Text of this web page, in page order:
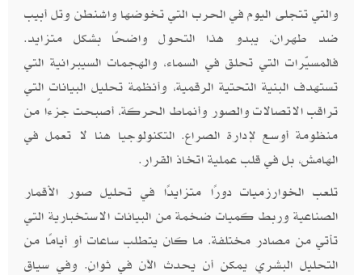
والتي تتجلى اليوم في الحرب التي تخوضها واشنطن وتل أبيب
ضد طهران، يبدو هذا التحول واضحًا بشكل متزايد.
فالمسيّرات التي تحلق في السماء، والهجمات السيبرانية التي
تستهدف البنية التحتية الرقمية، وأنظمة تحليل البيانات التي
تراقب الاتصالات والصور وأنماط الحركة، أصبحت جزءًا من
منظومة أوسع لإدارة الصراع. التكنولوجيا هنا لا تعمل في
الهامش، بل في قلب عملية اتخاذ القرار.
تلعب الخوارزميات دورًا متزايدًا في تحليل صور الأقمار
الصناعية وربط كميات ضخمة من البيانات الاستخبارية التي
تأتي من مصادر مختلفة. ما كان يتطلب ساعات أو أيامًا من
التحليل البشري يمكن أن يحدث الآن في ثوانٍ. وفي سياق